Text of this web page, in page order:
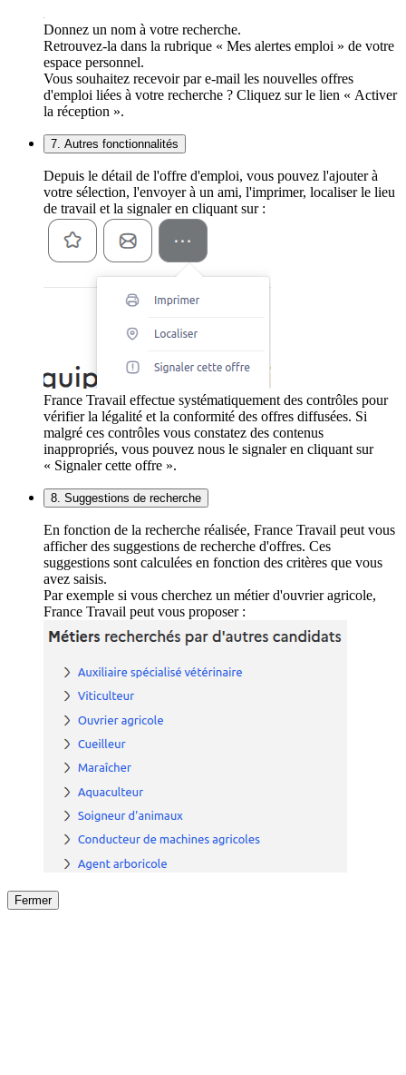
Donnez un nom à votre recherche.
Retrouvez-la dans la rubrique « Mes alertes emploi » de votre
espace personnel.
Vous souhaitez recevoir par e-mail les nouvelles offres
d'emploi liées à votre recherche ? Cliquez sur le lien « Activer
la réception ».
7. Autres fonctionnalités
Depuis le détail de l'offre d'emploi, vous pouvez l'ajouter à
votre sélection, l'envoyer à un ami, l'imprimer, localiser le lieu
de travail et la signaler en cliquant sur :
France Travail effectue systématiquement des contrôles pour
vérifier la légalité et la conformité des offres diffusées. Si
malgré ces contrôles vous constatez des contenus
inappropriés, vous pouvez nous le signaler en cliquant sur
« Signaler cette offre ».
8. Suggestions de recherche
En fonction de la recherche réalisée, France Travail peut vous
afficher des suggestions de recherche d'offres. Ces
suggestions sont calculées en fonction des critères que vous
avez saisis.
Par exemple si vous cherchez un métier d'ouvrier agricole,
France Travail peut vous proposer :
Fermer